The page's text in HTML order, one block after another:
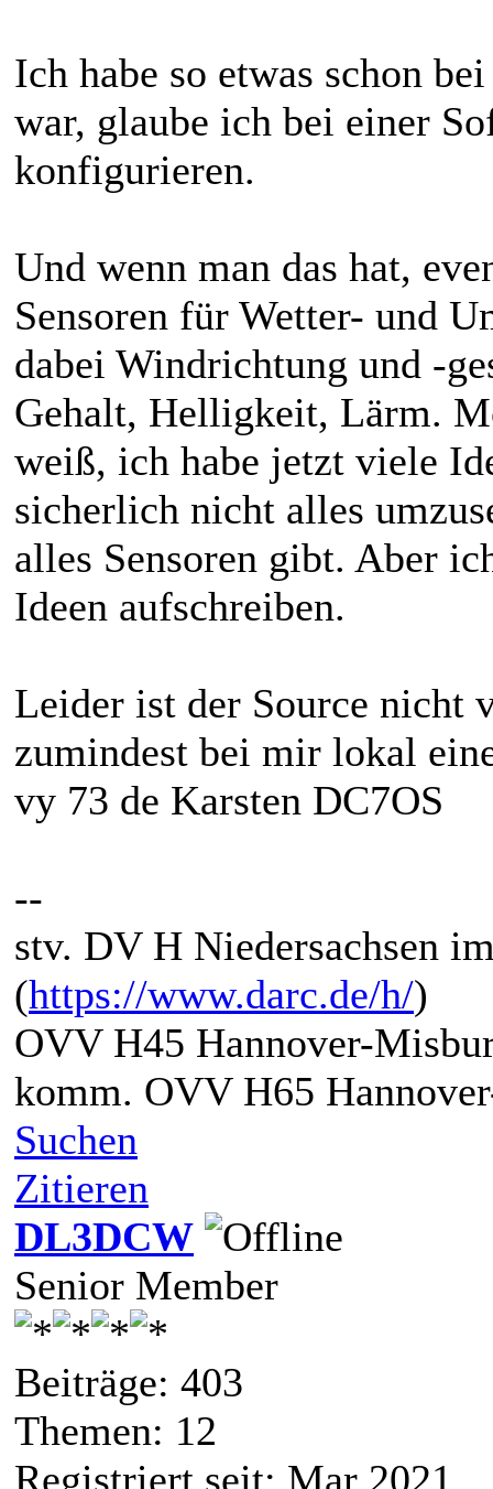
Ich habe so etwas schon
war, glaube ich bei einer
konfigurieren.
Und wenn man das hat,
Sensoren für Wetter- und
dabei Windrichtung und -
Gehalt, Helligkeit, Lärm.
weiß, ich habe jetzt viele
sicherlich nicht alles
alles Sensoren gibt. Aber
Ideen aufschreiben.
Leider ist der Source nicht
zumindest bei mir lokal
vy 73 de Karsten DC7OS
--
stv. DV H Niedersachsen
(https://www.darc.de/h/)
OVV H45 Hannover-
komm. OVV H65
Suchen
Zitieren
DL3DCW
Senior Member
Beiträge: 403
Themen: 12
Registriert seit: Mar 2021